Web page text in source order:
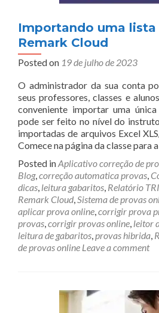
Importando uma lista
Remark Cloud
Posted on 19 de julho de 2023
O administrador da sua conta
seus professores, classes e
conveniente importar uma
pode ser feito no nível do
importadas de arquivos Excel
Comece na página da classe para
Posted inAplicativo correção de
Blog,correção automatica provas,
dicas, leitura gabaritos, Relatório TRI
Remark Cloud,Sistema de provas
aplicar prova online,corrigir prova
provas,corrigir provas online, leitor
leitura de gabaritos,provas hibrida,
de provas online Leave a comment